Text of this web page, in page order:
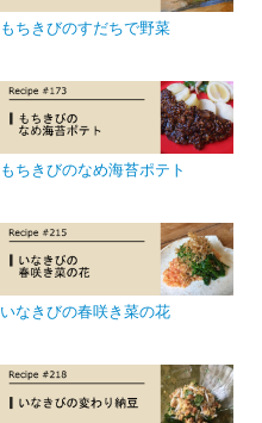
もちきびのすだちで野菜
もちきびのなめ海苔ポテト
いなきびの春咲き菜の花